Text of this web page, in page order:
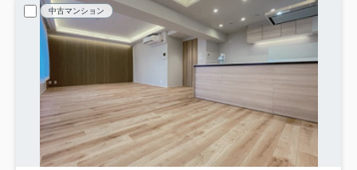
中古マンション